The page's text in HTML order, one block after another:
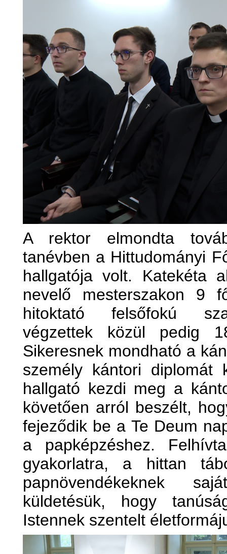
A rektor elmondta
tanévben a Hittudományi
hallgatója volt. Katekéta
nevelő mesterszakon 9
hitoktató felsőfokú
végzettek közül pedig
Sikeresnek mondható a
személy kántori
hallgató kezdi meg a
követően arról beszélt,
fejeződik be a Te Deum
a papképzéshez.
gyakorlatra, a hittan
papnövendékeknek
küldetésük, hogy
Istennek szentelt